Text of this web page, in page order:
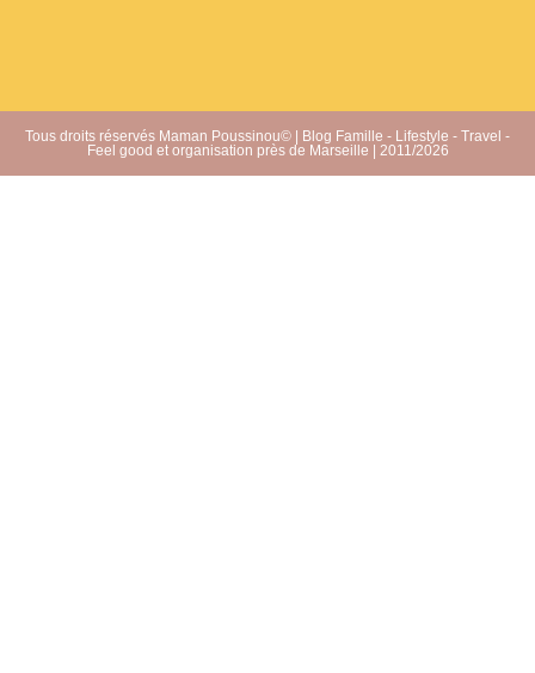
Tous droits réservés Maman Poussinou© | Blog Famille - Lifestyle - Travel -
Feel good et organisation près de Marseille | 2011/2026